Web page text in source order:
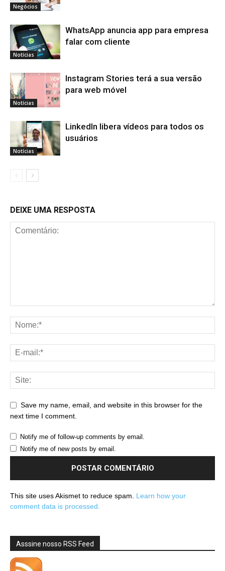
Negócios
Notícias
WhatsApp anuncia app para empresa
falar com cliente
Notícias
Instagram Stories terá a sua versão
para web móvel
Notícias
LinkedIn libera vídeos para todos os
usuários
DEIXE UMA RESPOSTA
Save my name, email, and website in this browser for the
next time I comment.
Notify me of follow-up comments by email.
Notify me of new posts by email.
This site uses Akismet to reduce spam. Learn how your
comment data is processed.
Asssine nosso RSS Feed